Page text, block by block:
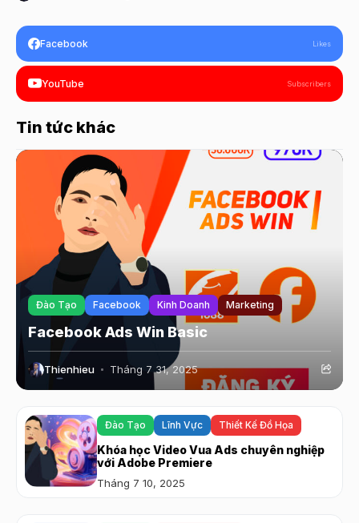
Facebook Likes
YouTube Subscribers
Tin tức khác
Đào Tạo Facebook Kinh Doanh Marketing
Facebook Ads Win Basic
Thienhieu Tháng 7 31, 2025
Đào Tạo Lĩnh Vực Thiết Kế Đồ Họa
Khóa học Video Vua Ads chuyên nghiệp
với Adobe Premiere
Tháng 7 10, 2025